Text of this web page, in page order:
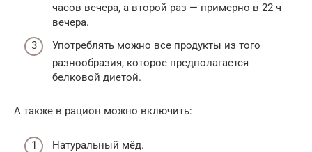
часов вечера, а второй раз — примерно в 22 ч
вечера.
Употреблять можно все продукты из того
разнообразия, которое предполагается
белковой диетой.
А также в рацион можно включить:
Натуральный мёд.